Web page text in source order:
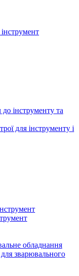
інструменту та
для інструменту і
обладнання
зварювального